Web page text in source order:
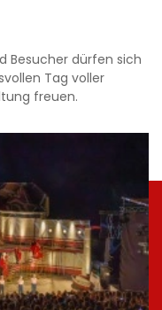
Besucher dürfen sich
Tag voller
freuen.